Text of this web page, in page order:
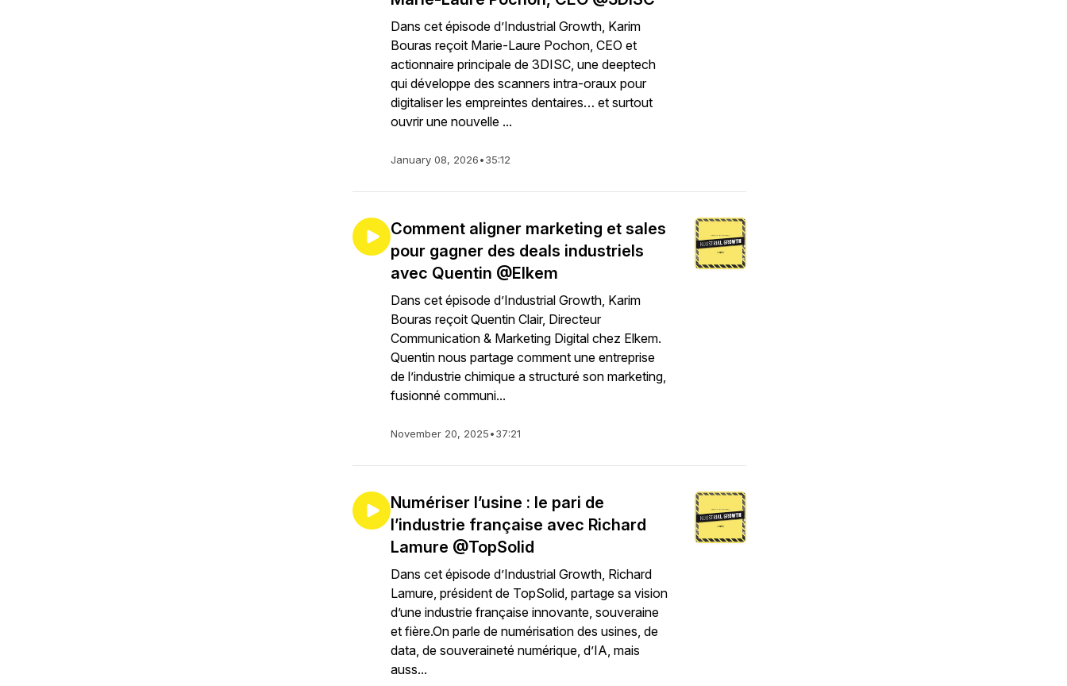
Dans cet épisode d’Industrial Growth, Karim
Bouras reçoit Marie-Laure Pochon, CEO et
actionnaire principale de 3DISC, une deeptech
qui développe des scanners intra-oraux pour
digitaliser les empreintes dentaires… et surtout
ouvrir une nouvelle ...
January 08, 2026•35:12
Comment aligner marketing et sales
pour gagner des deals industriels
avec Quentin @Elkem
Dans cet épisode d’Industrial Growth, Karim
Bouras reçoit Quentin Clair, Directeur
Communication & Marketing Digital chez Elkem.
Quentin nous partage comment une entreprise
de l’industrie chimique a structuré son marketing,
fusionné communi...
November 20, 2025•37:21
Numériser l’usine : le pari de
l’industrie française avec Richard
Lamure @TopSolid
Dans cet épisode d’Industrial Growth, Richard
Lamure, président de TopSolid, partage sa vision
d’une industrie française innovante, souveraine
et fière.On parle de numérisation des usines, de
data, de souveraineté numérique, d’IA, mais
auss...